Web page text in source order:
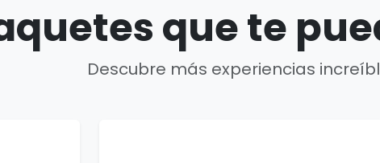
que te
Descubre más experiencias